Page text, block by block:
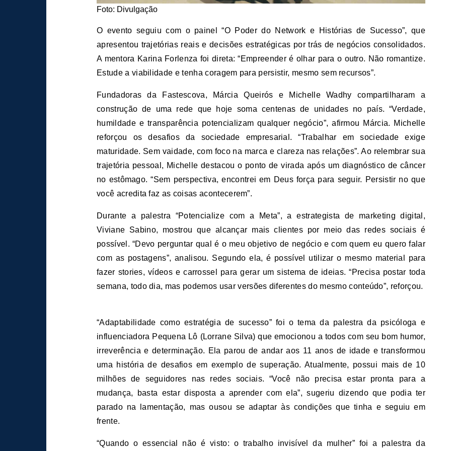
Foto: Divulgação
O evento seguiu com o painel “O Poder do Network e Histórias de Sucesso”, que
apresentou trajetórias reais e decisões estratégicas por trás de negócios consolidados.
A mentora Karina Forlenza foi direta: “Empreender é olhar para o outro. Não romantize.
Estude a viabilidade e tenha coragem para persistir, mesmo sem recursos”.
Fundadoras da Fastescova, Márcia Queirós e Michelle Wadhy compartilharam a
construção de uma rede que hoje soma centenas de unidades no país. “Verdade,
humildade e transparência potencializam qualquer negócio”, afirmou Márcia. Michelle
reforçou os desafios da sociedade empresarial. “Trabalhar em sociedade exige
maturidade. Sem vaidade, com foco na marca e clareza nas relações”. Ao relembrar sua
trajetória pessoal, Michelle destacou o ponto de virada após um diagnóstico de câncer
no estômago. “Sem perspectiva, encontrei em Deus força para seguir. Persistir no que
você acredita faz as coisas acontecerem”.
Durante a palestra “Potencialize com a Meta”, a estrategista de marketing digital,
Viviane Sabino, mostrou que alcançar mais clientes por meio das redes sociais é
possível. “Devo perguntar qual é o meu objetivo de negócio e com quem eu quero falar
com as postagens”, analisou. Segundo ela, é possível utilizar o mesmo material para
fazer stories, vídeos e carrossel para gerar um sistema de ideias. “Precisa postar toda
semana, todo dia, mas podemos usar versões diferentes do mesmo conteúdo”, reforçou.
“Adaptabilidade como estratégia de sucesso” foi o tema da palestra da psicóloga e
influenciadora Pequena Lô (Lorrane Silva) que emocionou a todos com seu bom humor,
irreverência e determinação. Ela parou de andar aos 11 anos de idade e transformou
uma história de desafios em exemplo de superação. Atualmente, possui mais de 10
milhões de seguidores nas redes sociais. “Você não precisa estar pronta para a
mudança, basta estar disposta a aprender com ela”, sugeriu dizendo que podia ter
parado na lamentação, mas ousou se adaptar às condições que tinha e seguiu em
frente.
“Quando o essencial não é visto: o trabalho invisível da mulher” foi a palestra da